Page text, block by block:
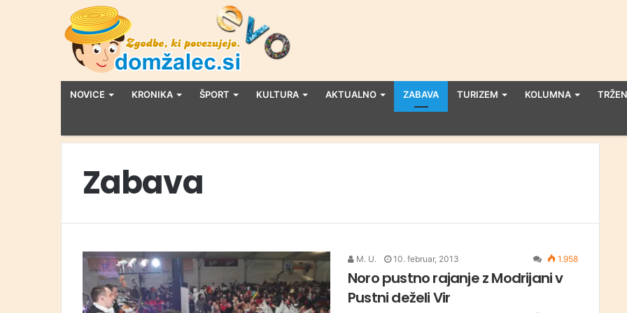
NOVICE KRONIKA ŠPORT KULTURA AKTUALNO ZABAVA TURIZEM KOLUMNA
Zabava
M. U. 10. februar, 2013 1.958
Noro pustno rajanje z Modrijani v
Pustni deželi Vir